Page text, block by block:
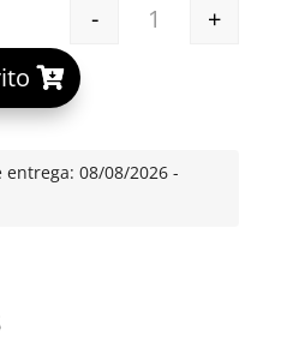
MONCHO
-
+
A
e
entrega: 08/08/2026 -